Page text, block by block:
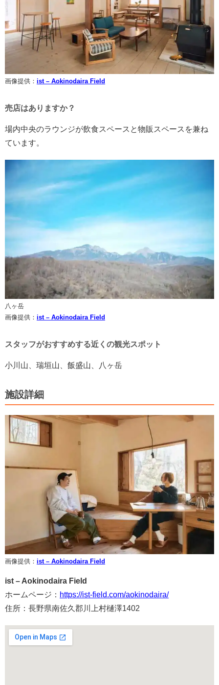
画像提供： ist – Aokinodaira Field
売店はありますか？
場内中央のラウンジが飲食スペースと物販スペースを兼ね
ています。
八ヶ岳
画像提供： ist – Aokinodaira Field
スタッフがおすすめする近くの観光スポット
小川山、瑞垣山、飯盛山、八ヶ岳
施設詳細
画像提供： ist – Aokinodaira Field
ist – Aokinodaira Field
ホームページ： https://ist-field.com/aokinodaira/
住所：長野県南佐久郡川上村樋澤1402